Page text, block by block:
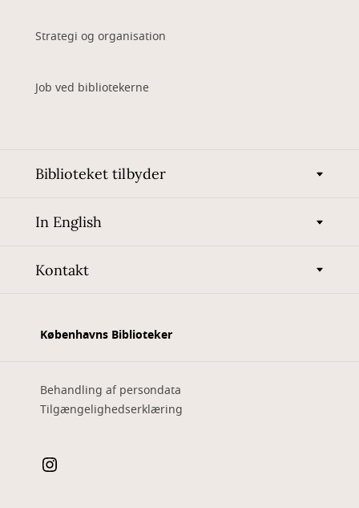
Strategi og organisation
Job ved bibliotekerne
Biblioteket tilbyder
In English
Kontakt
Københavns Biblioteker
Behandling af persondata
Tilgængelighedserklæring